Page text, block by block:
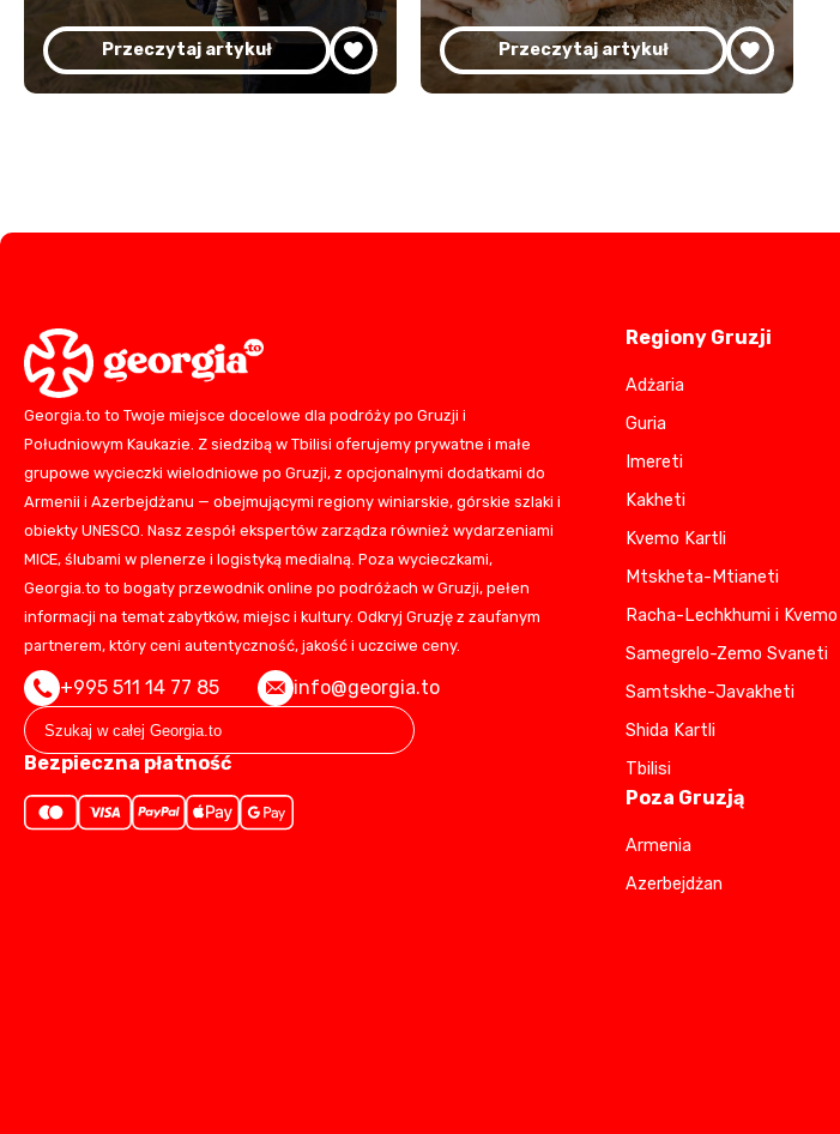
Przeczytaj artykuł Przeczytaj artykuł
Georgia.to to Twoje miejsce docelowe dla podróży po Gruzji i
Południowym Kaukazie. Z siedzibą w Tbilisi oferujemy prywatne i małe
grupowe wycieczki wielodniowe po Gruzji, z opcjonalnymi dodatkami do
Armenii i Azerbejdżanu — obejmującymi regiony winiarskie, górskie szlaki i
obiekty UNESCO. Nasz zespół ekspertów zarządza również wydarzeniami
MICE, ślubami w plenerze i logistyką medialną. Poza wycieczkami,
Georgia.to to bogaty przewodnik online po podróżach w Gruzji, pełen
informacji na temat zabytków, miejsc i kultury. Odkryj Gruzję z zaufanym
partnerem, który ceni autentyczność, jakość i uczciwe ceny.
+995 511 14 77 85 info@georgia.to
Bezpieczna płatność
Regiony Gruzji
Adżaria
Guria
Imereti
Kakheti
Kvemo Kartli
Mtskheta-Mtianeti
Racha-Lechkhumi i
Samegrelo-Zemo Svaneti
Samtskhe-Javakheti
Shida Kartli
Tbilisi
Poza Gruzją
Armenia
Azerbejdżan